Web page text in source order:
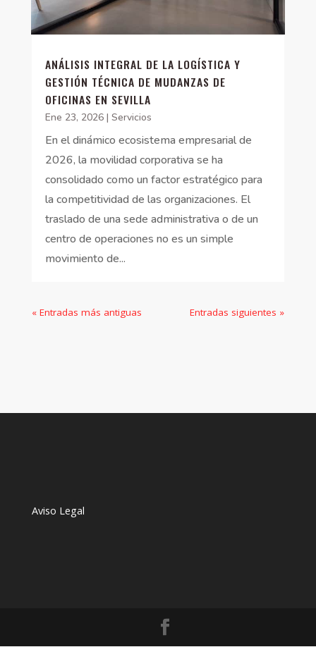
ANÁLISIS INTEGRAL DE LA LOGÍSTICA Y
GESTIÓN TÉCNICA DE MUDANZAS DE
OFICINAS EN SEVILLA
Ene 23, 2026| Servicios
En el dinámico ecosistema empresarial de
2026, la movilidad corporativa se ha
consolidado como un factor estratégico para
la competitividad de las organizaciones. El
traslado de una sede administrativa o de un
centro de operaciones no es un simple
movimiento de...
« Entradas más antiguas Entradas siguientes »
Aviso Legal